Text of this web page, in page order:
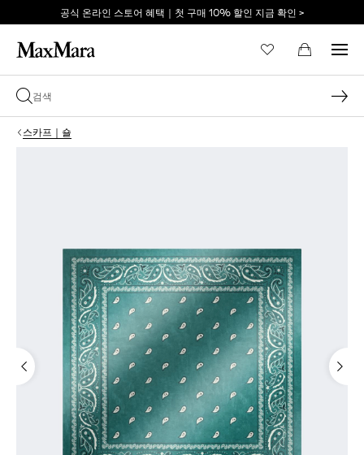
공식 온라인 스토어 혜택｜첫 구매 10% 할인 지금 확인 >
스카프｜숄
로그인
막스마라의 세계로 당신
을 초대합니다